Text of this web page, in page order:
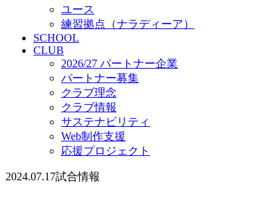
ユース
練習拠点（ナラディーア）
SCHOOL
CLUB
2026/27 パートナー企業
パートナー募集
クラブ理念
クラブ情報
サステナビリティ
Web制作支援
応援プロジェクト
2024.07.17試合情報